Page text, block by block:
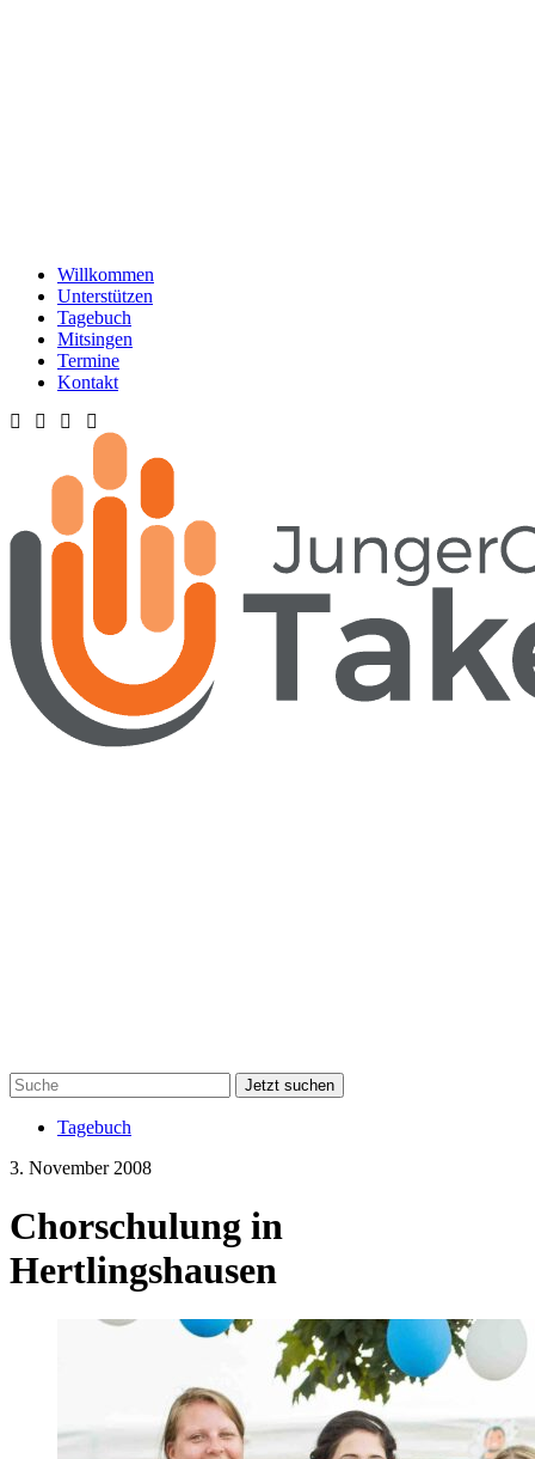
Willkommen
Unterstützen
Tagebuch
Mitsingen
Termine
Kontakt
Jetzt suchen
Tagebuch
3. November 2008
Chorschulung in
Hertlingshausen